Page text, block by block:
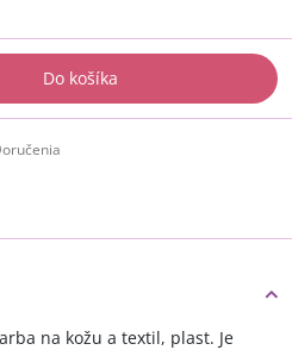
Do košíka
na kožu a textil, plast. Je